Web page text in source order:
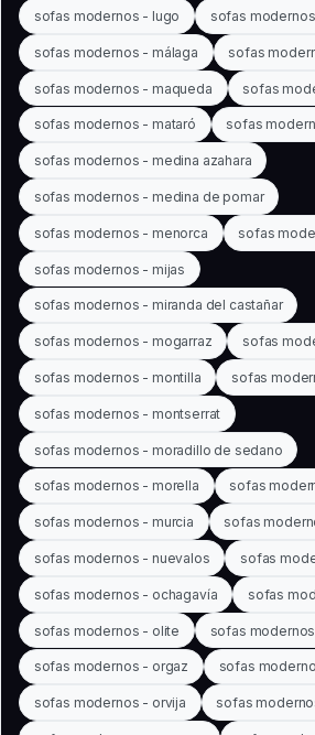
sofas modernos - lugo sofas
sofas modernos - málaga sofas
sofas modernos - maqueda sofas
sofas modernos - mataró sofas
sofas modernos - medina azahara
sofas modernos - medina de pomar
sofas modernos - menorca sofas
sofas modernos - mijas
sofas modernos - miranda del castañar
sofas modernos - mogarraz sofas
sofas modernos - montilla sofas
sofas modernos - montserrat
sofas modernos - moradillo de sedano
sofas modernos - morella sofas
sofas modernos - murcia sofas
sofas modernos - nuevalos sofas
sofas modernos - ochagavía sofas
sofas modernos - olite sofas
sofas modernos - orgaz sofas
sofas modernos - orvija sofas